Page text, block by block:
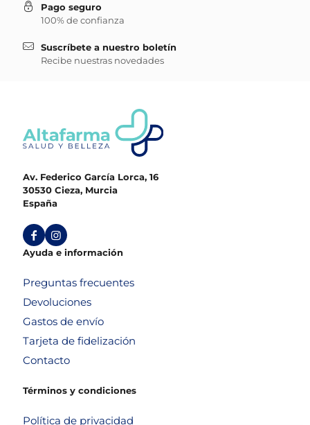
Pago seguro
100% de confianza
Suscríbete a nuestro boletín
Recibe nuestras novedades
Av. Federico García Lorca, 16
30530 Cieza, Murcia
España
Ayuda e información
Preguntas frecuentes
Devoluciones
Gastos de envío
Tarjeta de fidelización
Contacto
Términos y condiciones
Política de privacidad